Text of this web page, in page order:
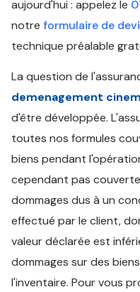
aujourd'hui : appelez le
notre formulaire de
technique préalable
La question de
demenagement
d'être développée.
toutes nos formules
biens pendant
cependant pas
dommages dus à un
effectué par le client,
valeur déclarée est
dommages sur des
l'inventaire. Pour vous